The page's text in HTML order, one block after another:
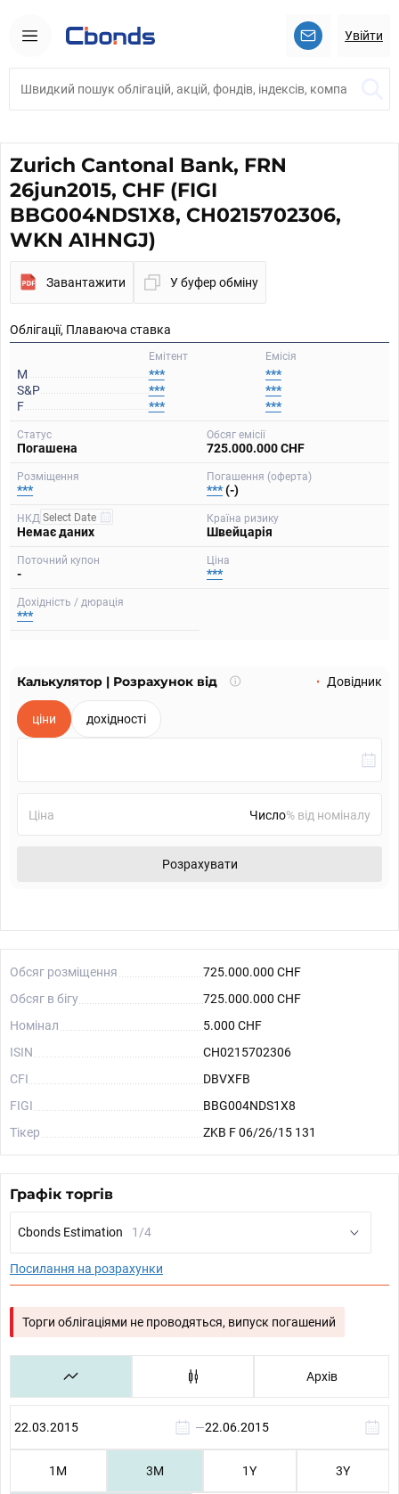
Увійти
Zurich Cantonal Bank, FRN
26jun2015, CHF (FIGI
BBG004NDS1X8, CH0215702306,
WKN A1HNGJ)
Завантажити У буфер обміну
Облігації, Плаваюча ставка
Емісія
Емітент
M ***
***
S&P
***
***
F
***
***
Статус
Погашена
Обсяг емісії
725.000.000 CHF
Розміщення
***
Погашення (оферта)
***(-)
НКД
Немає даних
Країна ризику
Швейцарія
Поточний купон
-
Ціна
***
Дохідність / дюрація
***
Калькулятор | Розрахунок від
Що
Довідник
ціни дохідності
Ціна % від номіналу
Розрахувати
Обсяг розміщення
725.000.000 CHF
Обсяг в бігу
725.000.000 CHF
Номінал
5.000 CHF
ISIN
CH0215702306
CFI
DBVXFB
FIGI
BBG004NDS1X8
Тікер
ZKB F 06/26/15 131
Графік торгів
Cbonds Estimation 1/4
Посилання на розрахунки
Торги облігаціями не проводяться, випуск погашений
Архів
—
1М 3М 1Y 3Y